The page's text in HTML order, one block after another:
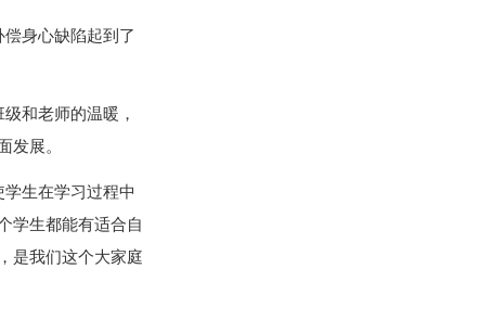
身心缺陷起到了
和老师的温暖，
发展。
生在学习过程中
学生都能有适合自
是我们这个大家庭